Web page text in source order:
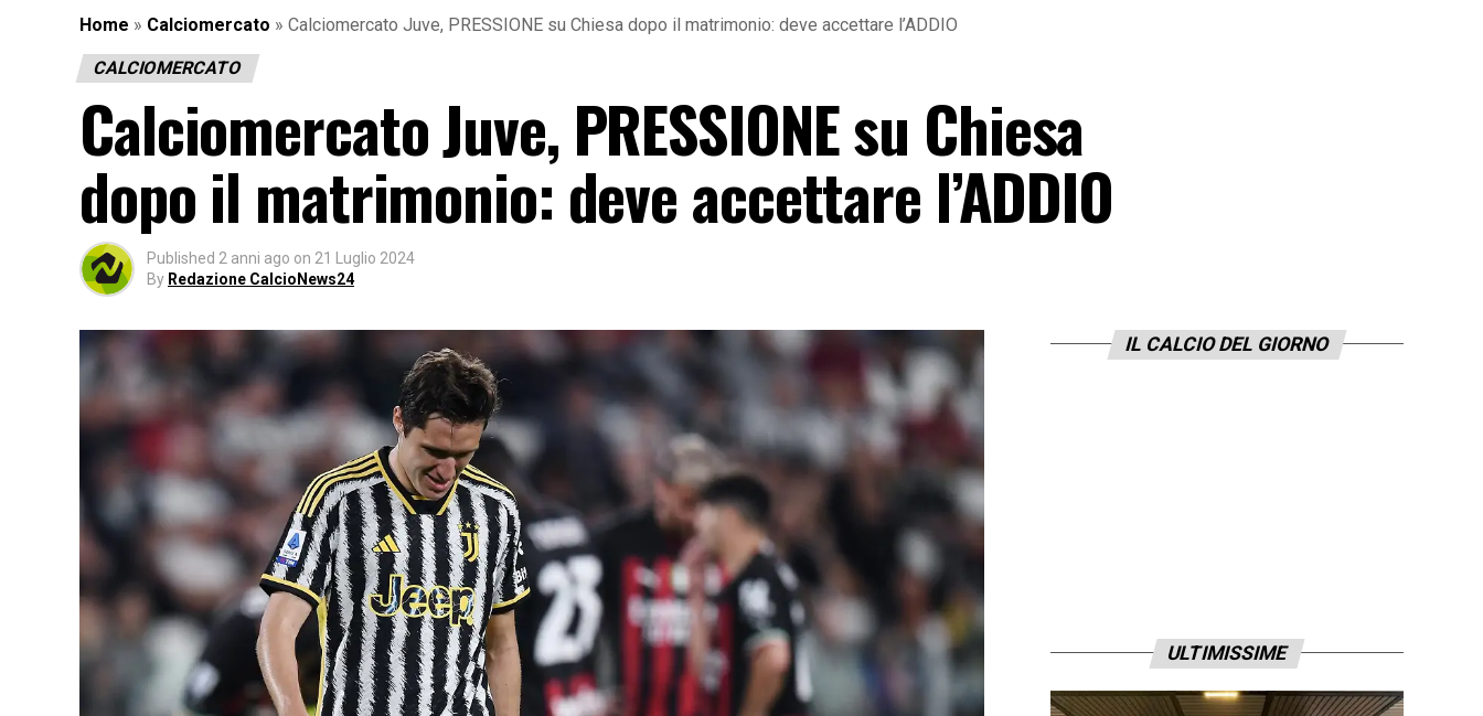
Home » Calciomercato » Calciomercato Juve, PRESSIONE su Chiesa dopo il matrimonio: deve accettare l’ADDIO
CALCIOMERCATO
Calciomercato Juve, PRESSIONE su Chiesa
dopo il matrimonio: deve accettare l’ADDIO
Published 2 anni ago on 21 Luglio 2024
By Redazione CalcioNews24
IL CALCIO DEL GIORNO
ULTIMISSIME